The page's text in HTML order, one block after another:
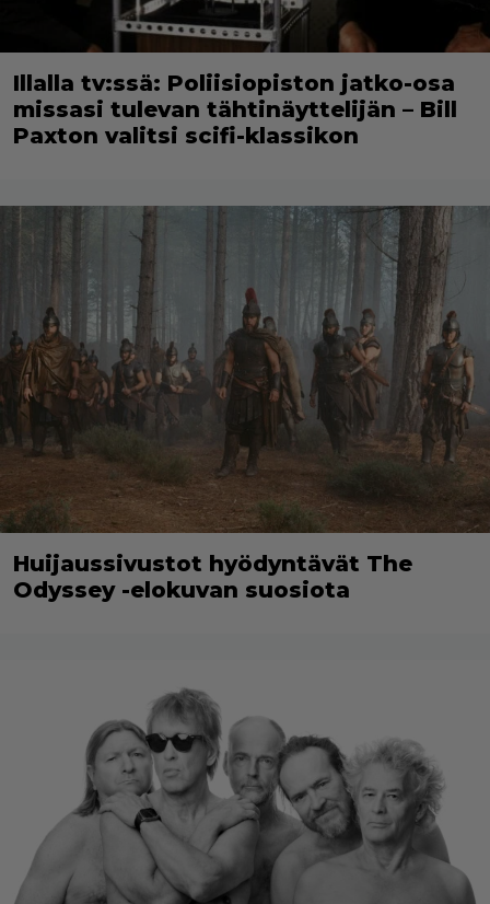
Illalla tv:ssä: Poliisiopiston jatko-osa
missasi tulevan tähtinäyttelijän – Bill
Paxton valitsi scifi-klassikon
Huijaussivustot hyödyntävät The
Odyssey -elokuvan suosiota